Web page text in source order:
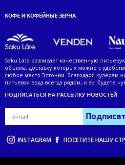
КОФЕ И KОФЕЙНЫЕ ЗЕРНА
Saku Läte разливает качественную
объема, доставку которых можно с
любое место Эстонии. Благодаря кулерам
питьевая вода всегда рядом, и вы будете
ПОДПИСАТЬСЯ НА РАССЫЛКУ НОВОСТЕЙ
INSTAGRAM ПОСЕТИТЕ НАШУ